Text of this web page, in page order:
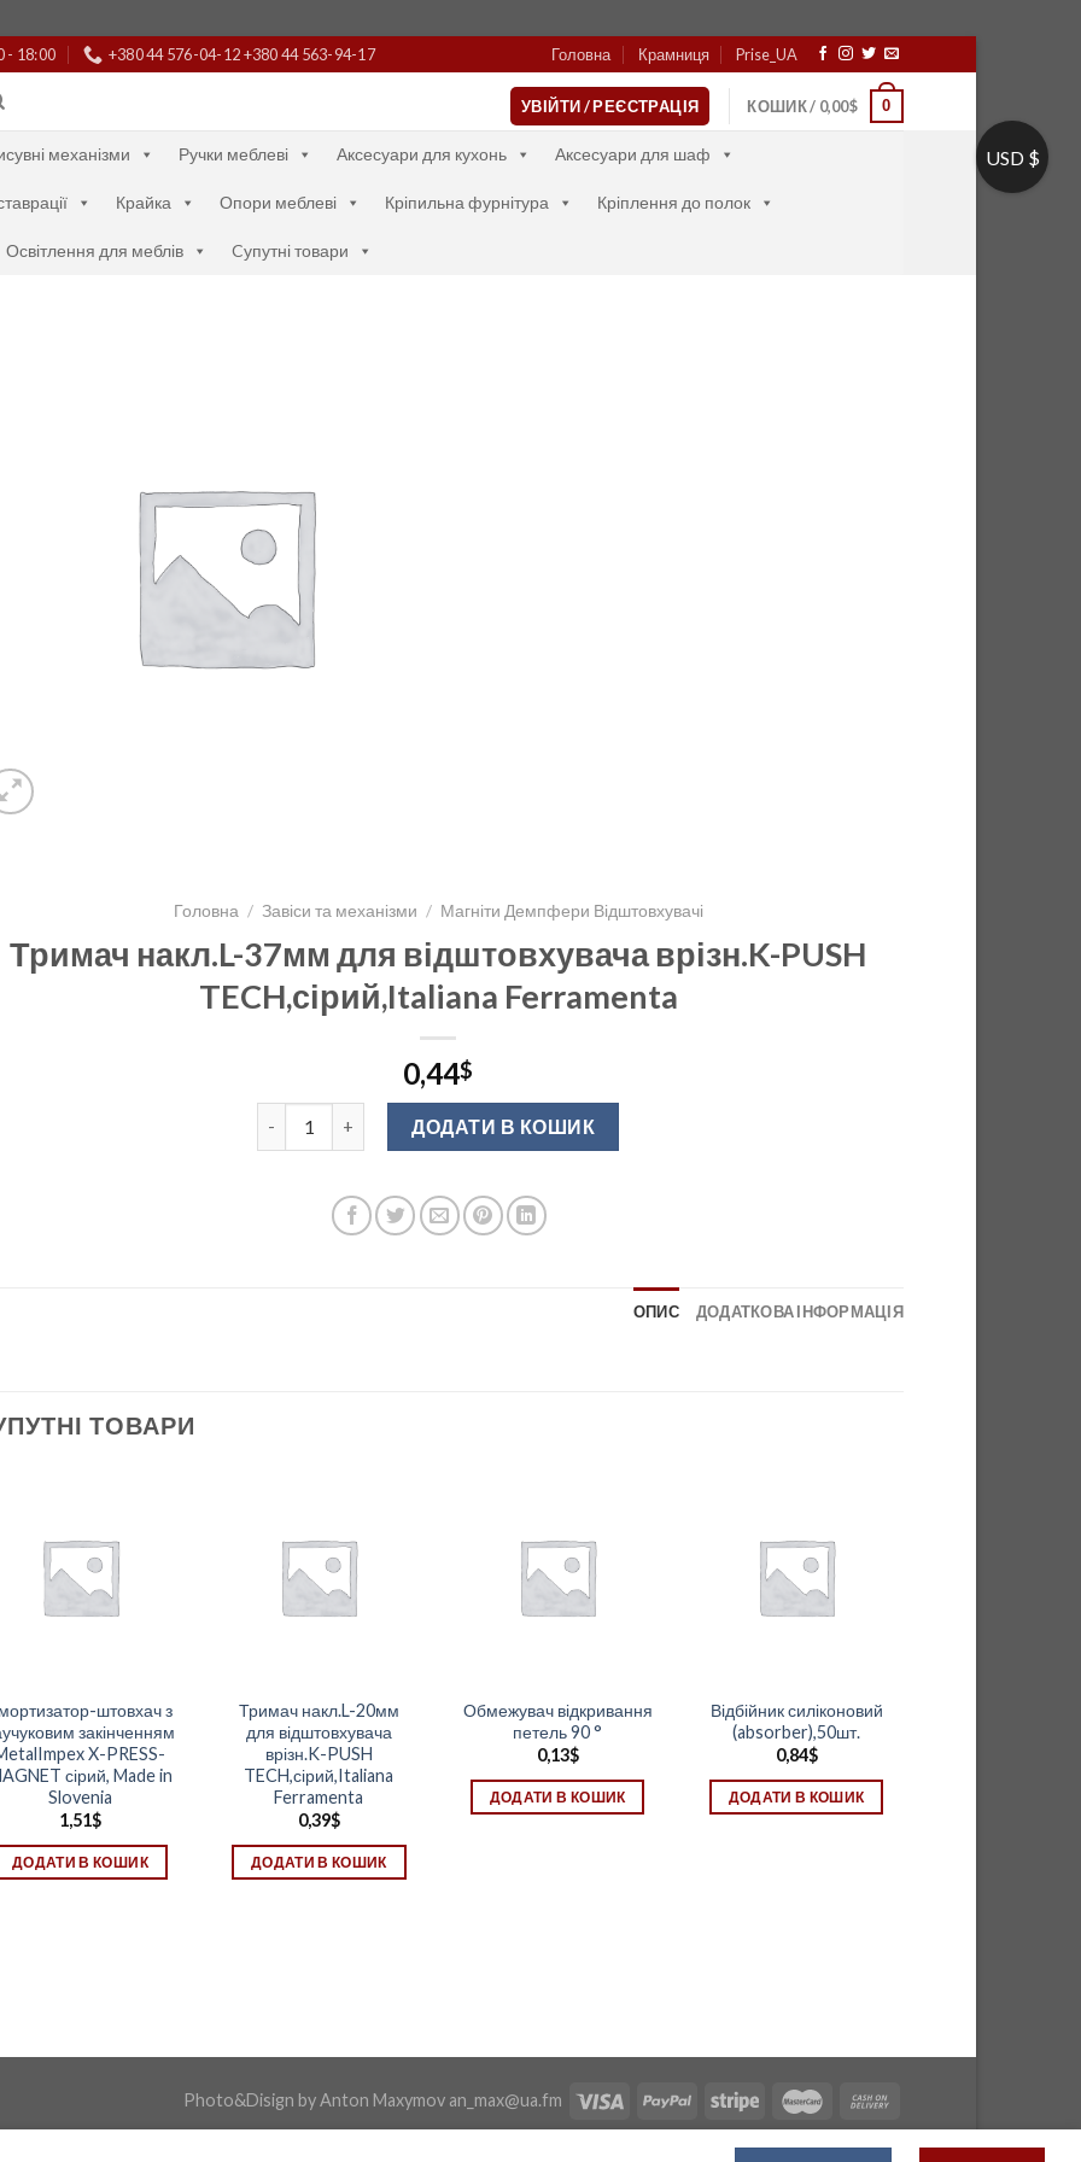
- 18:00 +380 44 576-04-12 +380 44 563-94-17 Головна Крамниця Prise_UA
УВІЙТИ / РЕЄСТРАЦІЯ КОШИК / 0,00$ 0
механізми Ручки меблеві Аксесуари для кухонь Аксесуари для шаф
Крайка Опори меблеві Кріпильна фурнітура Кріплення до полок
Освітлення для меблів Cупутні товари
Головна / Завіси та механізми / Магніти Демпфери Відштовхувачі
Тримач накл.L-37мм для відштовхувача врізн.K-PUSH
TECH,сірий,Italiana Ferramenta
0,44$
Тримач накл.L-37мм для відштовхувача врізн.K-PUSH TECH,сірий,Italiana Ferramenta кількість
ДОДАТИ В КОШИК
ОПИС ДОДАТКОВА ІНФОРМАЦІЯ
ТОВАРИ
штовхач з
закінченням
X-PRESS-
сірий, Made in
Slovenia
1,51$
ДОДАТИ В КОШИК
Тримач накл.L-20мм
для відштовхувача
врізн.K-PUSH
TECH,сірий,Italiana
Ferramenta
0,39$
ДОДАТИ В КОШИК
Обмежувач відкривання
петель 90 °
0,13$
ДОДАТИ В КОШИК
Відбійник силіконовий
(absorber),50шт.
0,84$
ДОДАТИ В КОШИК
Photo&Disign by Anton Maxymov an_max@ua.fm
USD $